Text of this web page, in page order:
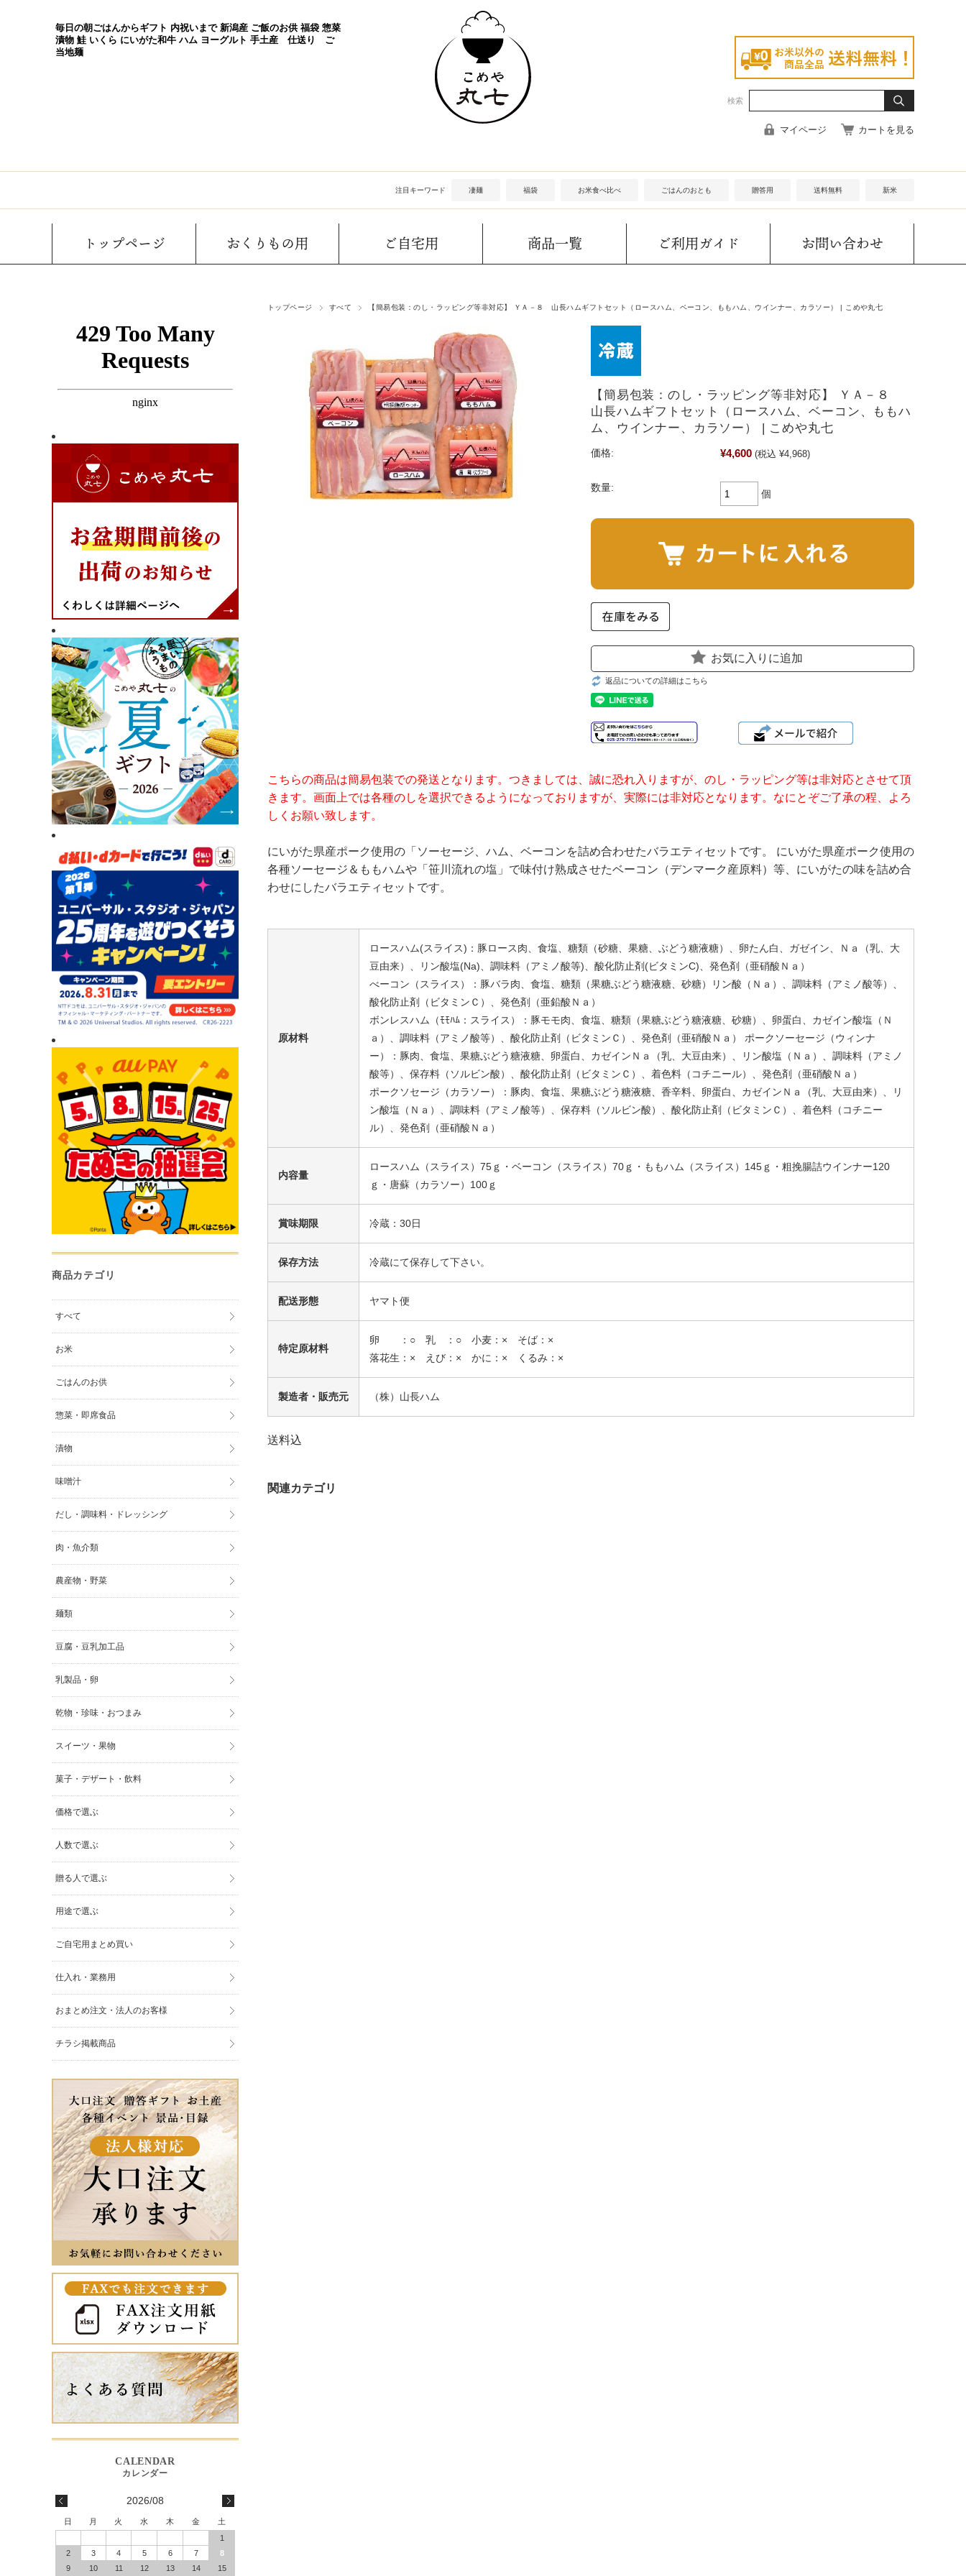
毎日の朝ごはんからギフト 内祝いまで 新潟産 ご飯のお供 福袋 惣菜
漬物 鮭 いくら にいがた和牛 ハム ヨーグルト 手土産 仕送り ご
当地麺
検索
マイページ カートを見る
注目キーワード 凄麺 福袋 お米食べ比べ ごはんのおとも 贈答用 送料無料 新米
トップページ おくりもの用 ご自宅用 商品一覧 ご利用ガイド お問い合わせ
トップページ すべて 【簡易包装：のし・ラッピング等非対応】 ＹＡ－８ 山長ハムギフトセット（ロースハム、ベーコン、ももハム、ウインナー、カラソー） | こめや丸七
【簡易包装：のし・ラッピング等非対応】 ＹＡ－８
山長ハムギフトセット（ロースハム、ベーコン、ももハ
ム、ウインナー、カラソー） | こめや丸七
価格: ¥4,600 (税込 ¥4,968)
数量:
個
お気に入りに追加
返品についての詳細はこちら
こちらの商品は簡易包装での発送となります。つきましては、誠に恐れ入りますが、のし・ラッピング等は非対応とさせて頂
きます。画面上では各種のしを選択できるようになっておりますが、実際には非対応となります。なにとぞご了承の程、よろ
しくお願い致します。
にいがた県産ポーク使用の「ソーセージ、ハム、ベーコンを詰め合わせたバラエティセットです。 にいがた県産ポーク使用の
各種ソーセージ＆ももハムや「笹川流れの塩」で味付け熟成させたベーコン（デンマーク産原料）等、にいがたの味を詰め合
わせにしたバラエティセットです。
原材料
ロースハム(スライス)：豚ロース肉、食塩、糖類（砂糖、果糖、ぶどう糖液糖）、卵たん白、ガゼイン、Ｎａ（乳、大
豆由来）、リン酸塩(Na)、調味料（アミノ酸等)、酸化防止剤(ビタミンC)、発色剤（亜硝酸Ｎａ）
べーコン（スライス）：豚バラ肉、食塩、糖類（果糖ぶどう糖液糖、砂糖）リン酸（Ｎａ）、調味料（アミノ酸等）、
酸化防止剤（ビタミンＣ）、発色剤（亜鉛酸Ｎａ）
ボンレスハム（ﾓﾓﾊﾑ：スライス）：豚モモ肉、食塩、糖類（果糖ぶどう糖液糖、砂糖）、卵蛋白、カゼイン酸塩（Ｎ
ａ）、調味料（アミノ酸等）、酸化防止剤（ビタミンＣ）、発色剤（亜硝酸Ｎａ） ポークソーセージ（ウィンナ
ー）：豚肉、食塩、果糖ぶどう糖液糖、卵蛋白、カゼインＮａ（乳、大豆由来）、リン酸塩（Ｎａ）、調味料（アミノ
酸等）、保存料（ソルビン酸）、酸化防止剤（ビタミンＣ）、着色料（コチニール）、発色剤（亜硝酸Ｎａ）
ポークソセージ（カラソー）：豚肉、食塩、果糖ぶどう糖液糖、香辛料、卵蛋白、カゼインＮａ（乳、大豆由来）、リ
ン酸塩（Ｎａ）、調味料（アミノ酸等）、保存料（ソルビン酸）、酸化防止剤（ビタミンＣ）、着色料（コチニー
ル）、発色剤（亜硝酸Ｎａ）
内容量
ロースハム（スライス）75ｇ・ベーコン（スライス）70ｇ・ももハム（スライス）145ｇ・粗挽腸詰ウインナー120
ｇ・唐蘇（カラソー）100ｇ
賞味期限 冷蔵：30日
保存方法 冷蔵にて保存して下さい。
配送形態 ヤマト便
特定原材料
卵 ：○ 乳 ：○ 小麦：× そば：×
落花生：× えび：× かに：× くるみ：×
製造者・販売元 （株）山長ハム
送料込
商品カテゴリ
すべて
お米
ごはんのお供
惣菜・即席食品
漬物
味噌汁
だし・調味料・ドレッシング
肉・魚介類
農産物・野菜
麺類
豆腐・豆乳加工品
乳製品・卵
乾物・珍味・おつまみ
スイーツ・果物
菓子・デザート・飲料
価格で選ぶ
人数で選ぶ
贈る人で選ぶ
用途で選ぶ
ご自宅用まとめ買い
仕入れ・業務用
おまとめ注文・法人のお客様
チラシ掲載商品
2026/08
日 月 火 水 木 金
土
1
2
3 4 5 6 7
8
9
10 11 12 13 14 15